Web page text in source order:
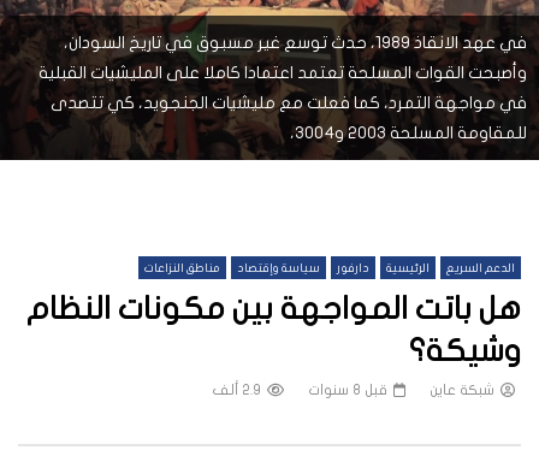
في عهد الانقاذ 1989، حدث توسع غير مسبوق في تاريخ السودان،
وأصبحت القوات المسلحة تعتمد اعتمادا كاملا على المليشيات القبلية
في مواجهة التمرد، كما فعلت مع مليشيات الجنجويد، كي تتصدى
للمقاومة المسلحة 2003 و3004،
الدعم السريع الرئيسية دارفور سياسة وإقتصاد مناطق النزاعات
هل باتت المواجهة بين مكونات النظام
وشيكة؟
شبكة عاين قبل 8 سنوات 2.9 ألف